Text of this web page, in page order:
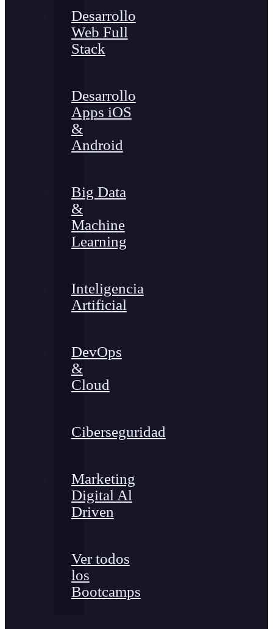
Desarrollo
Web Full
Stack
Desarrollo
Apps iOS
&
Android
Big Data
&
Machine
Learning
Inteligencia
Artificial
DevOps
&
Cloud
Ciberseguridad
Marketing
Digital Al
Driven
Ver todos
los
Bootcamps